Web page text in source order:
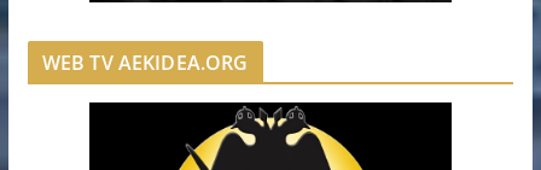
WEB TV AEKIDEA.ORG